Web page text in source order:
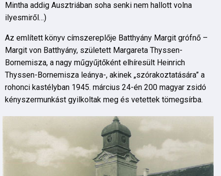
Mintha addig Ausztriában soha senki nem hallott volna
ilyesmiről…)
Az említett könyv címszereplője Batthyány Margit grófnő –
Margit von Batthyány, született Margareta Thyssen-
Bornemisza, a nagy műgyűjtőként elhíresült Heinrich
Thyssen-Bornemisza leánya-, akinek „szórakoztatására” a
rohonci kastélyban 1945. március 24-én 200 magyar zsidó
kényszermunkást gyilkoltak meg és vetettek tömegsírba.